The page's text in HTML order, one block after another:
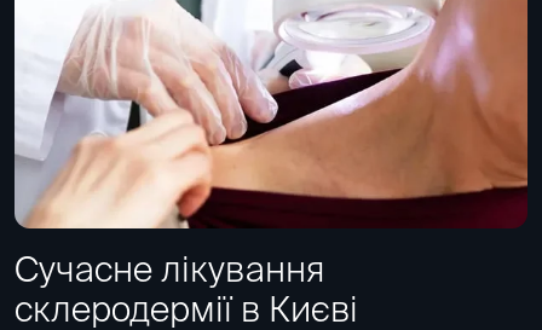
Сучасне лікування
склеродермії в Києві